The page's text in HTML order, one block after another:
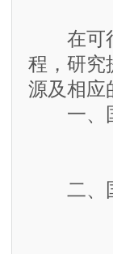
在可行
程，研究
源及相应
一、国
（一
（二
二、国
（一
（二